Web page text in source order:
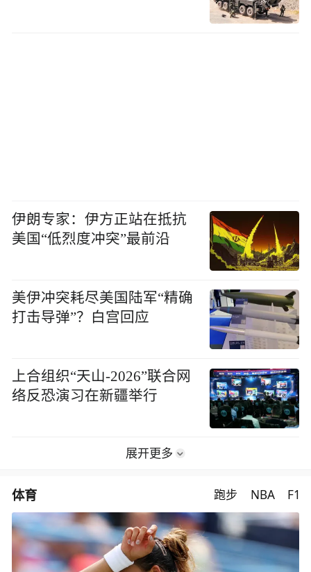
伊朗专家：伊方正站在抵抗
美国“低烈度冲突”最前沿
美伊冲突耗尽美国陆军“精确
打击导弹”？白宫回应
上合组织“天山-2026”联合网
络反恐演习在新疆举行
展开更多
体育 跑步 NBA F1